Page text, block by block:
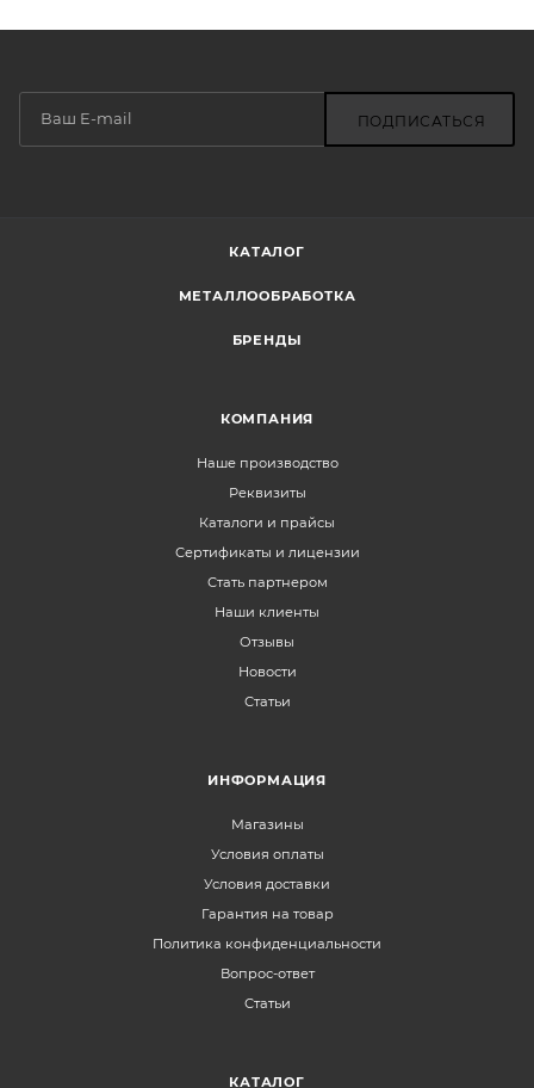
ПОДПИСАТЬСЯ
КАТАЛОГ
МЕТАЛЛООБРАБОТКА
БРЕНДЫ
КОМПАНИЯ
Наше производство
Реквизиты
Каталоги и прайсы
Сертификаты и лицензии
Стать партнером
Наши клиенты
Отзывы
Новости
Статьи
ИНФОРМАЦИЯ
Магазины
Условия оплаты
Условия доставки
Гарантия на товар
Политика конфиденциальности
Вопрос-ответ
Статьи
КАТАЛОГ